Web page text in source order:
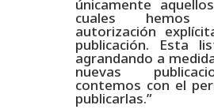
únicamente
cuales hemos
autorización
publicación. Esta
agrandando a
nuevas
contemos con el
publicarlas.”